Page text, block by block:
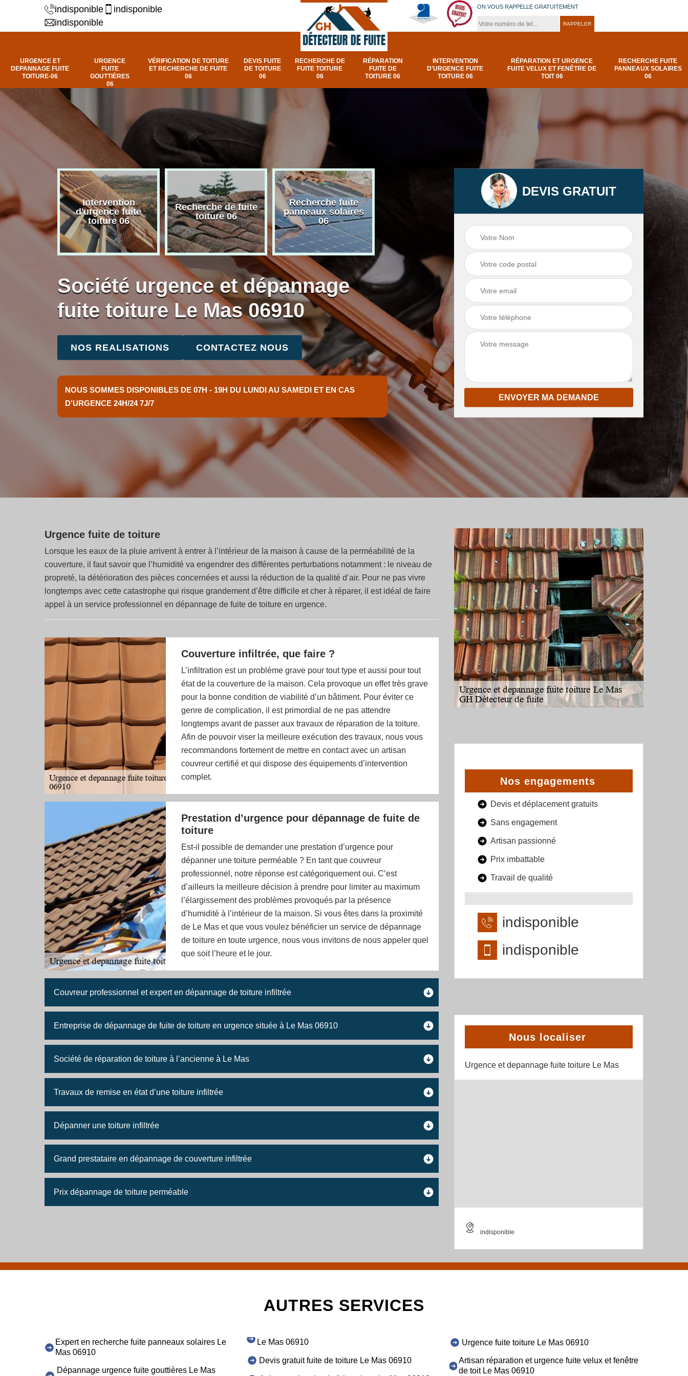
indisponible
indisponible
indisponible
ON VOUS RAPPELLE GRATUITEMENT
URGENCE ET
DEPANNAGE FUITE
TOITURE-06
URGENCE
FUITE
GOUTTIÈRES
06
VÉRIFICATION DE TOITURE
ET RECHERCHE DE FUITE
06
DEVIS FUITE
DE TOITURE
06
RECHERCHE DE
FUITE TOITURE
06
RÉPARATION
FUITE DE
TOITURE 06
INTERVENTION
D'URGENCE FUITE
TOITURE 06
RÉPARATION ET URGENCE
FUITE VELUX ET FENÊTRE DE
TOIT 06
RECHERCHE FUITE
PANNEAUX SOLAIRES
06
de
06
Intervention
d'urgence fuite
toiture 06
Recherche de fuite
toiture 06
Recherche fuite
panneaux solaires
06
urgence fuite velux
Réparation fuite de
toiture 06
Urgence et
depannage fuite
toiture-06
Société urgence et dépannage
fuite toiture Le Mas 06910
NOS REALISATIONS CONTACTEZ NOUS
NOUS SOMMES DISPONIBLES DE 07H - 19H DU LUNDI AU SAMEDI ET EN CAS
D'URGENCE 24H/24 7J/7
DEVIS GRATUIT
Urgence fuite de toiture
Lorsque les eaux de la pluie arrivent à entrer à l’intérieur de la maison à cause de la perméabilité de la
couverture, il faut savoir que l’humidité va engendrer des différentes perturbations notamment : le niveau de
propreté, la détérioration des pièces concernées et aussi la réduction de la qualité d’air. Pour ne pas vivre
longtemps avec cette catastrophe qui risque grandement d’être difficile et cher à réparer, il est idéal de faire
appel à un service professionnel en dépannage de fuite de toiture en urgence.
Couverture infiltrée, que faire ?
L’infiltration est un problème grave pour tout type et aussi pour tout
état de la couverture de la maison. Cela provoque un effet très grave
pour la bonne condition de viabilité d’un bâtiment. Pour éviter ce
genre de complication, il est primordial de ne pas attendre
longtemps avant de passer aux travaux de réparation de la toiture.
Afin de pouvoir viser la meilleure exécution des travaux, nous vous
recommandons fortement de mettre en contact avec un artisan
couvreur certifié et qui dispose des équipements d’intervention
complet.
Prestation d’urgence pour dépannage de fuite de
toiture
Est-il possible de demander une prestation d’urgence pour
dépanner une toiture perméable ? En tant que couvreur
professionnel, notre réponse est catégoriquement oui. C’est
d’ailleurs la meilleure décision à prendre pour limiter au maximum
l’élargissement des problèmes provoqués par la présence
d’humidité à l’intérieur de la maison. Si vous êtes dans la proximité
de Le Mas et que vous voulez bénéficier un service de dépannage
de toiture en toute urgence, nous vous invitons de nous appeler quel
que soit l’heure et le jour.
Couvreur professionnel et expert en dépannage de toiture infiltrée
Entreprise de dépannage de fuite de toiture en urgence située à Le Mas 06910
Société de réparation de toiture à l’ancienne à Le Mas
Travaux de remise en état d’une toiture infiltrée
Dépanner une toiture infiltrée
Grand prestataire en dépannage de couverture infiltrée
Prix dépannage de toiture perméable
Nos engagements
Devis et déplacement gratuits
Sans engagement
Artisan passionné
Prix imbattable
Travail de qualité
indisponible
indisponible
Nous localiser
Urgence et depannage fuite toiture Le Mas
indisponible
AUTRES SERVICES
Expert en recherche fuite panneaux solaires Le
Mas 06910
Dépannage urgence fuite gouttières Le Mas
Le Mas 06910
Devis gratuit fuite de toiture Le Mas 06910
Urgence fuite toiture Le Mas 06910
Artisan réparation et urgence fuite velux et fenêtre
de toit Le Mas 06910